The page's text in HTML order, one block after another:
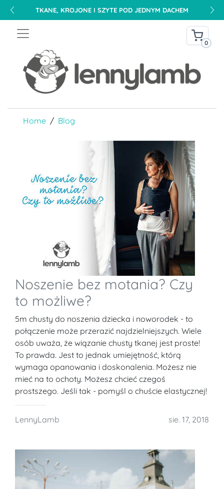
TKANE, KROJONE I SZYTE POD JEDNYM DACHEM
0
Home Blog
Noszenie bez motania? Czy
to możliwe?
5m chusty do noszenia dziecka i noworodek - to
połączenie może przerazić najdzielniejszych. Wiele
osób uważa, że wiązanie chusty tkanej jest proste!
To prawda. Jest to jednak umiejętność, którą
wymaga opanowania i doskonalenia. Możesz nie
mieć na to ochoty. Możesz chcieć czegoś
prostszego. Jeśli tak - pomyśl o chuście elastycznej!
LennyLamb sie. 17, 2018